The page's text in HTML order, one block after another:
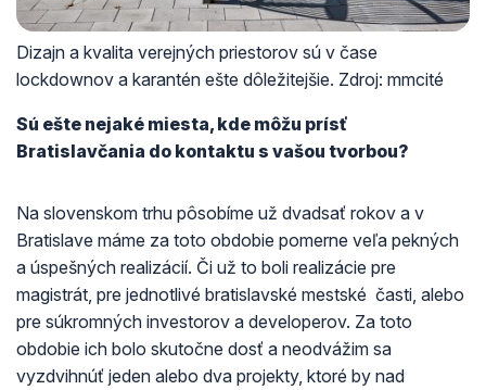
Dizajn a kvalita verejných priestorov sú v čase
lockdownov a karantén ešte dôležitejšie. Zdroj: mmcité
Sú ešte nejaké miesta, kde môžu prísť
Bratislavčania do kontaktu s vašou tvorbou?
Na slovenskom trhu pôsobíme už dvadsať rokov a v
Bratislave máme za toto obdobie pomerne veľa pekných
a úspešných realizácií. Či už to boli realizácie pre
magistrát, pre jednotlivé bratislavské mestské časti, alebo
pre súkromných investorov a developerov. Za toto
obdobie ich bolo skutočne dosť a neodvážim sa
vyzdvihnúť jeden alebo dva projekty, ktoré by nad